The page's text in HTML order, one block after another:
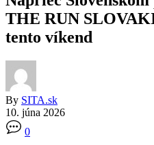
THE RUN
tento víkend
By SITA.sk
10. júna 2026
0